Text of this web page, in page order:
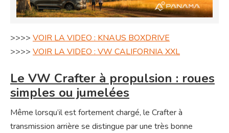
>>>> VOIR LA VIDEO : KNAUS BOXDRIVE
>>>> VOIR LA VIDEO : VW CALIFORNIA XXL
Le VW Crafter à propulsion : roues
simples ou jumelées
Même lorsqu’il est fortement chargé, le Crafter à
transmission arrière se distingue par une très bonne